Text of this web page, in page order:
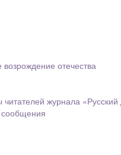
возрождение отечества
журнала